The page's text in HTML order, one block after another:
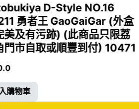
D-Style NO.16
勇者王 GaoGaiGar (外盒
美及有污跡) (此商品只限荔
門市自取或順豐到付) 10471
購物車